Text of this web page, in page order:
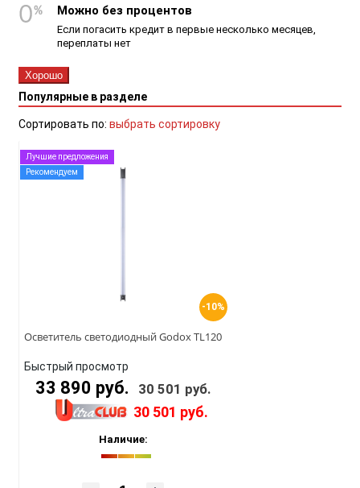
Можно без процентов
Если погасить кредит в первые несколько месяцев,
переплаты нет
Хорошо
Популярные в разделе
Сортировать по: выбрать сортировку
-10%
Лучшие предложения
Рекомендуем
Осветитель светодиодный Godox TL120
Быстрый просмотр
33 890 руб. 30 501 руб.
30 501 руб.
Наличие: